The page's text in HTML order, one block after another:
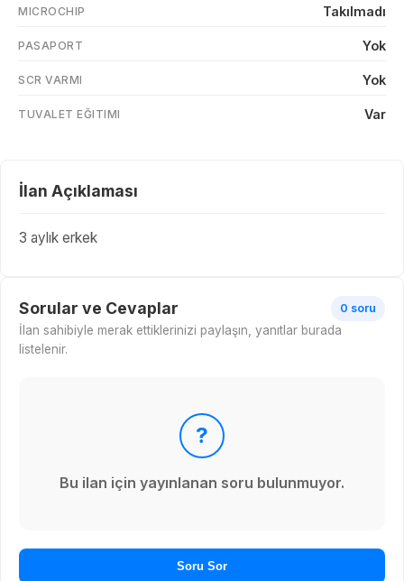
MICROCHIP Takılmadı
PASAPORT Yok
SCR VARMI Yok
TUVALET EĞITIMI Var
İlan Açıklaması
3 aylık erkek
Sorular ve Cevaplar 0 soru
İlan sahibiyle merak ettiklerinizi paylaşın, yanıtlar burada
listelenir.
?
Bu ilan için yayınlanan soru bulunmuyor.
Soru Sor